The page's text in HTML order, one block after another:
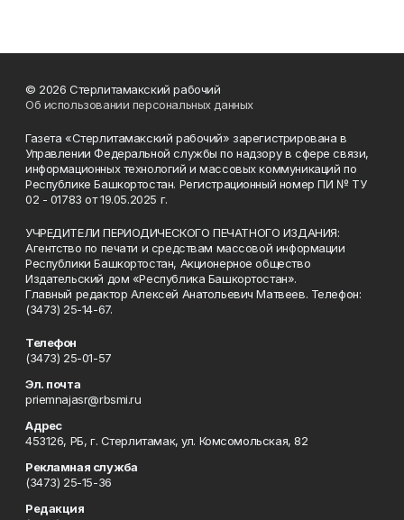
© 2026 Стерлитамакский рабочий
Об использовании персональных данных
Газета «Стерлитамакский рабочий» зарегистрирована в
Управлении Федеральной службы по надзору в сфере связи,
информационных технологий и массовых коммуникаций по
Республике Башкортостан. Регистрационный номер ПИ № ТУ
02 - 01783 от 19.05.2025 г.
УЧРЕДИТЕЛИ ПЕРИОДИЧЕСКОГО ПЕЧАТНОГО ИЗДАНИЯ:
Агентство по печати и средствам массовой информации
Республики Башкортостан, Акционерное общество
Издательский дом «Республика Башкортостан».
Главный редактор Алексей Анатольевич Матвеев. Телефон:
(3473) 25-14-67.
Телефон
(3473) 25-01-57
Эл. почта
priemnajasr@rbsmi.ru
Адрес
453126, РБ, г. Стерлитамак, ул. Комсомольская, 82
Рекламная служба
(3473) 25-15-36
Редакция